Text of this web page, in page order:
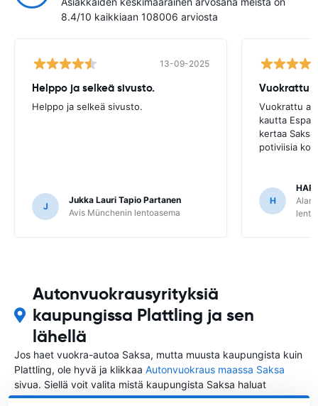
8.4/10 kaikkiaan 108006 arviosta
13-09-2025
Helppo ja selkeä sivusto.
Helppo ja selkeä sivusto.
J
Jukka Lauri Tapio Partanen
Avis Münchenin lentoasema
Vuokrattu
kautta
kertaa
potiviisia
H
Autonvuokrausyrityksiä
kaupungissa Plattling ja sen
lähellä
Jos haet vuokra-autoa Saksa, mutta muusta kaupungista kuin
Plattling, ole hyvä ja klikkaa Autonvuokraus maassa Saksa
sivua. Siellä voit valita mistä kaupungista Saksa haluat
vuokrata auton.